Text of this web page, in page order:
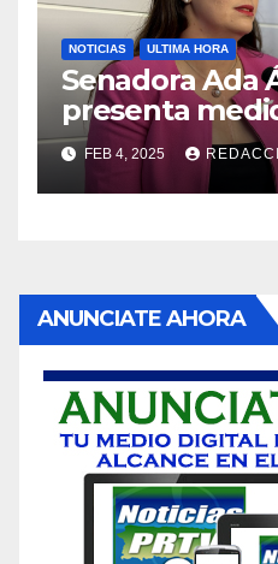
NOTICIAS ULTIMA HORA
Senadora Ada
presenta
violencia en el
FEB 4, 2025
ANUNCIATE AHORA